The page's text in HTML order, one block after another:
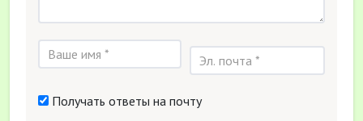
Получать ответы на почту